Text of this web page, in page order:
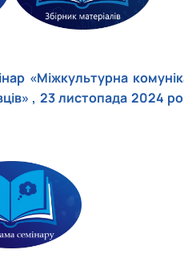
«Міжкультурна
, 23 листопада 2024